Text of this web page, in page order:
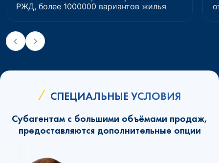
РЖД, более 1000000 вариантов жилья
СПЕЦИАЛЬНЫЕ УСЛОВИЯ
Субагентам с большими объёмами продаж,
предоставляются дополнительные опции